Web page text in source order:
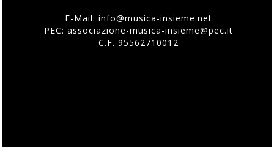
E-Mail: info@musica-insieme.net
PEC: associazione-musica-insieme@pec.it
C.F. 95562710012